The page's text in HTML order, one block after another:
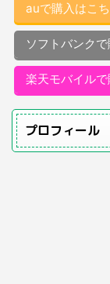
auで購入はこ
ソフトバンク
楽天モバイル
プロフィール